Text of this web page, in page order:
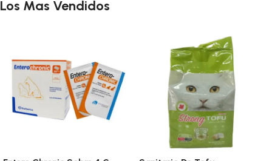
Los Mas Vendidos